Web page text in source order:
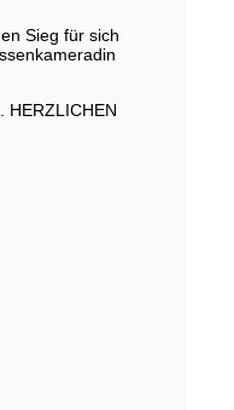
Sieg für sich
HERZLICHEN